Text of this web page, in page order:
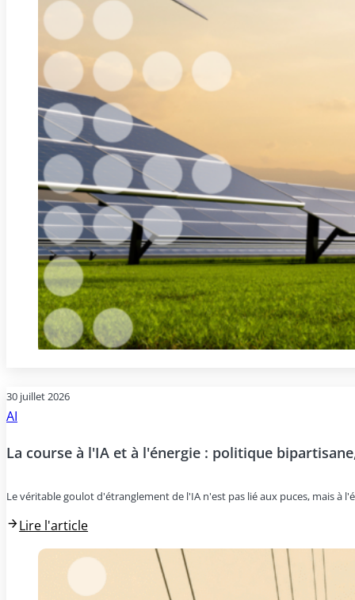
30 juillet 2026
AI
La course à l'IA et à l'énergie : politique
Le véritable goulot d'étranglement de l'IA n'est pas lié aux puces, mais à
Lire l'article